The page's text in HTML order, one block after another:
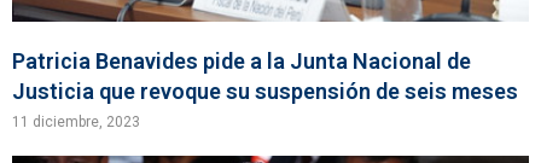
Patricia Benavides pide a la Junta Nacional de
Justicia que revoque su suspensión de seis meses
11 diciembre, 2023